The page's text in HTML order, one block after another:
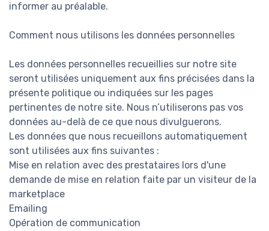
informer au préalable.
Comment nous utilisons les données personnelles
Les données personnelles recueillies sur notre site
seront utilisées uniquement aux fins précisées dans la
présente politique ou indiquées sur les pages
pertinentes de notre site. Nous n’utiliserons pas vos
données au-delà de ce que nous divulguerons.
Les données que nous recueillons automatiquement
sont utilisées aux fins suivantes :
Mise en relation avec des prestataires lors d'une
demande de mise en relation faite par un visiteur de la
marketplace
Emailing
Opération de communication